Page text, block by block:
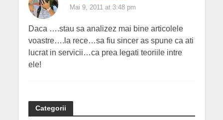
Mai 9, 2011 at 3:48 pm
Daca ….stau sa analizez mai bine articolele
voastre….la rece…sa fiu sincer as spune ca ati
lucrat in servicii…ca prea legati teoriile intre
ele!
Categorii